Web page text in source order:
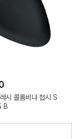
시 콜롬비나 접시 S
B